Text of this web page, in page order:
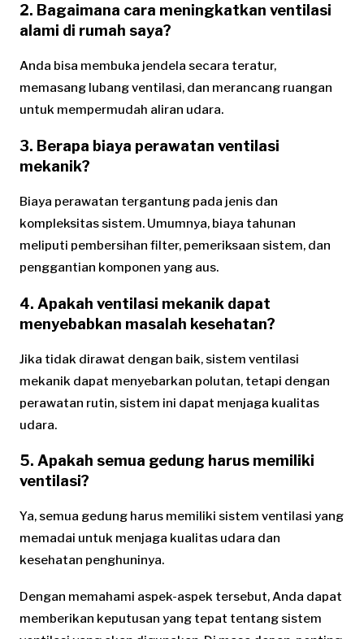
2. Bagaimana cara meningkatkan ventilasi
alami di rumah saya?
Anda bisa membuka jendela secara teratur,
memasang lubang ventilasi, dan merancang ruangan
untuk mempermudah aliran udara.
3. Berapa biaya perawatan ventilasi
mekanik?
Biaya perawatan tergantung pada jenis dan
kompleksitas sistem. Umumnya, biaya tahunan
meliputi pembersihan filter, pemeriksaan sistem, dan
penggantian komponen yang aus.
4. Apakah ventilasi mekanik dapat
menyebabkan masalah kesehatan?
Jika tidak dirawat dengan baik, sistem ventilasi
mekanik dapat menyebarkan polutan, tetapi dengan
perawatan rutin, sistem ini dapat menjaga kualitas
udara.
5. Apakah semua gedung harus memiliki
ventilasi?
Ya, semua gedung harus memiliki sistem ventilasi yang
memadai untuk menjaga kualitas udara dan
kesehatan penghuninya.
Dengan memahami aspek-aspek tersebut, Anda dapat
memberikan keputusan yang tepat tentang sistem